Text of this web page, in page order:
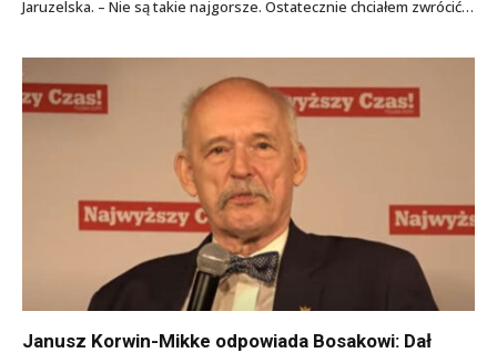
Jaruzelska. – Nie są takie najgorsze. Ostatecznie chciałem zwrócić…
Janusz Korwin-Mikke odpowiada Bosakowi: Dał